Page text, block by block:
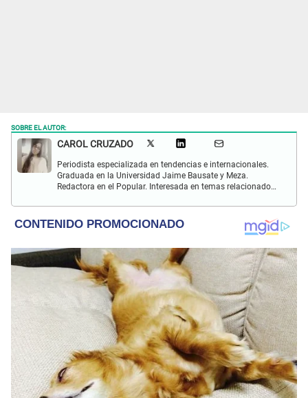
SOBRE EL AUTOR:
CAROL CRUZADO
Periodista especializada en tendencias e internacionales.
Graduada en la Universidad Jaime Bausate y Meza.
Redactora en el Popular. Interesada en temas relacionados
comunidades nativas y apoyo social.